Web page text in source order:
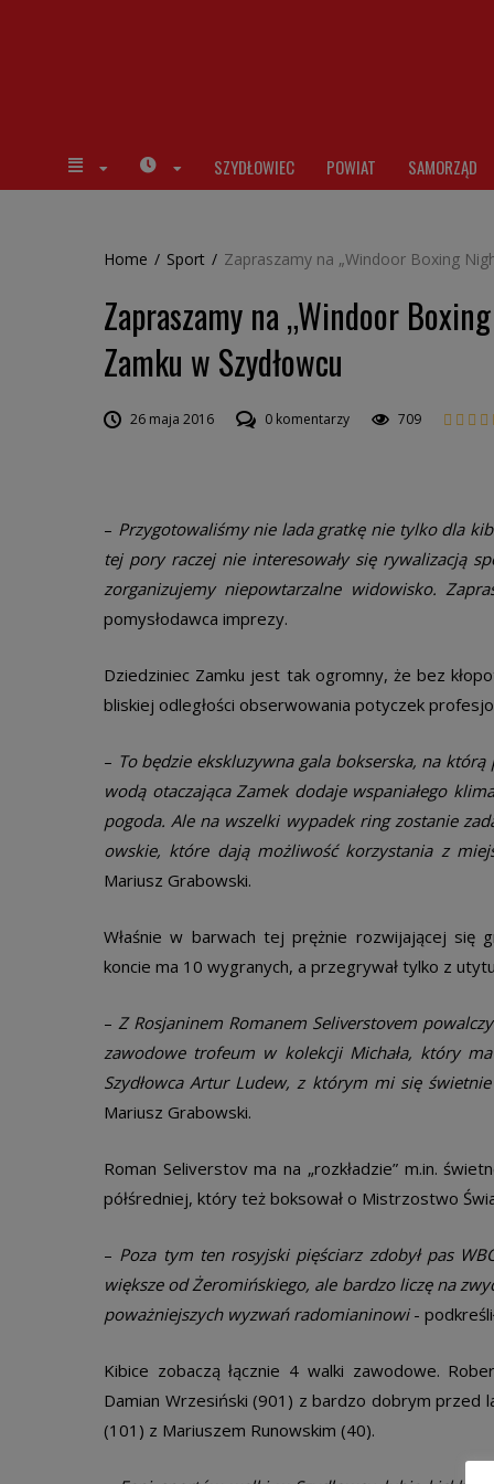
SZYDŁOWIEC POWIAT SAMORZĄD
Home / Sport / Zapraszamy na „Windoor Boxing
Zapraszamy na „Windoor
Zamku w Szydłowcu
26 maja 2016 0 komentarzy 709
– Przygotowaliśmy nie lada gratkę nie tylko dla
tej pory raczej nie interesowały się rywalizacją
zorganizujemy niepowtarzalne widowisko.
pomysłodawca imprezy.
Dziedziniec Zamku jest tak ogromny, że bez
bliskiej odległości obserwowania potyczek
– To będzie ekskluzywna gala bokserska, na
wodą otaczająca Zamek dodaje wspaniałego
pogoda. Ale na wszelki wypadek ring zostanie
owskie, które dają możliwość korzystania z
Mariusz Grabowski.
Właśnie w barwach tej prężnie rozwijającej się
koncie ma 10 wygranych, a przegrywał tylko z
–Z Rosjaninem Romanem Seliverstovem
zawodowe trofeum w kolekcji Michała, który
Szydłowca Artur Ludew, z którym mi się
Mariusz Grabowski.
Roman Seliverstov ma na „rozkładzie” m.in.
półśredniej, który też boksował o Mistrzostwo
– Poza tym ten rosyjski pięściarz zdobył pas
większe od Żeromińskiego, ale bardzo liczę na
poważniejszych wyzwań radomianinowi­-
Kibice zobaczą łącznie 4 walki zawodowe.
Damian Wrzesiński (9­0­1) z bardzo dobrym przed
(1­0­1) z Mariuszem Runowskim (4­0). ­